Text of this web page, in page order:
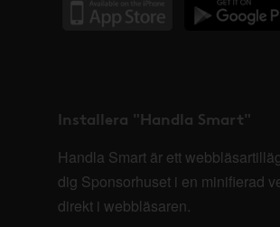
Installera "Handla Smart"
Handla Smart är ett
dig Sponsorhuset i en minifierad
direkt i webbläsaren.